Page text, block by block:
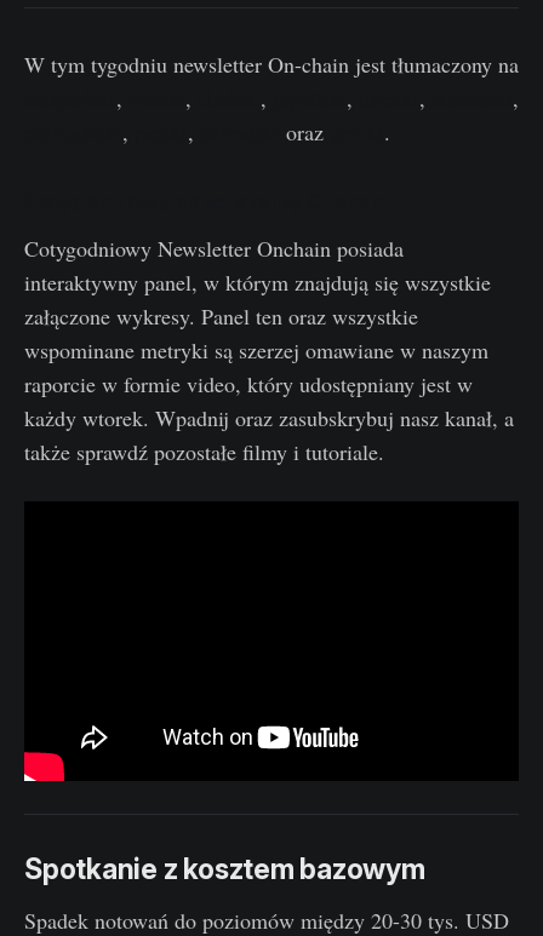
W tym tygodniu newsletter On-chain jest tłumaczony na
, , , , ,
,
, , oraz .
Cotygodniowy Newsletter Onchain posiada
interaktywny panel, w którym znajdują się wszystkie
załączone wykresy. Panel ten oraz wszystkie
wspominane metryki są szerzej omawiane w naszym
raporcie w formie video, który udostępniany jest w
każdy wtorek. Wpadnij oraz zasubskrybuj nasz kanał, a
także sprawdź pozostałe filmy i tutoriale.
Spotkanie z kosztem bazowym
Spadek notowań do poziomów między 20-30 tys. USD